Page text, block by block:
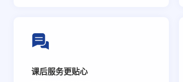
课后服务更贴心